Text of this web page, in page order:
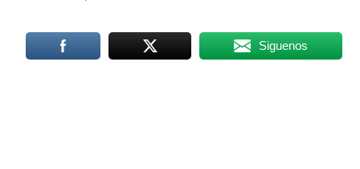
Siguenos